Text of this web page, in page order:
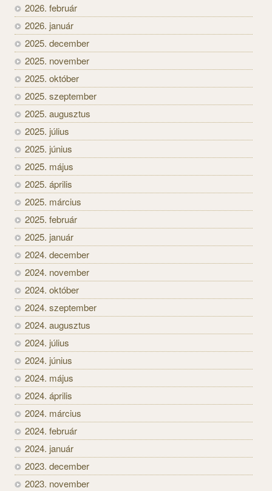
2026. február
2026. január
2025. december
2025. november
2025. október
2025. szeptember
2025. augusztus
2025. július
2025. június
2025. május
2025. április
2025. március
2025. február
2025. január
2024. december
2024. november
2024. október
2024. szeptember
2024. augusztus
2024. július
2024. június
2024. május
2024. április
2024. március
2024. február
2024. január
2023. december
2023. november